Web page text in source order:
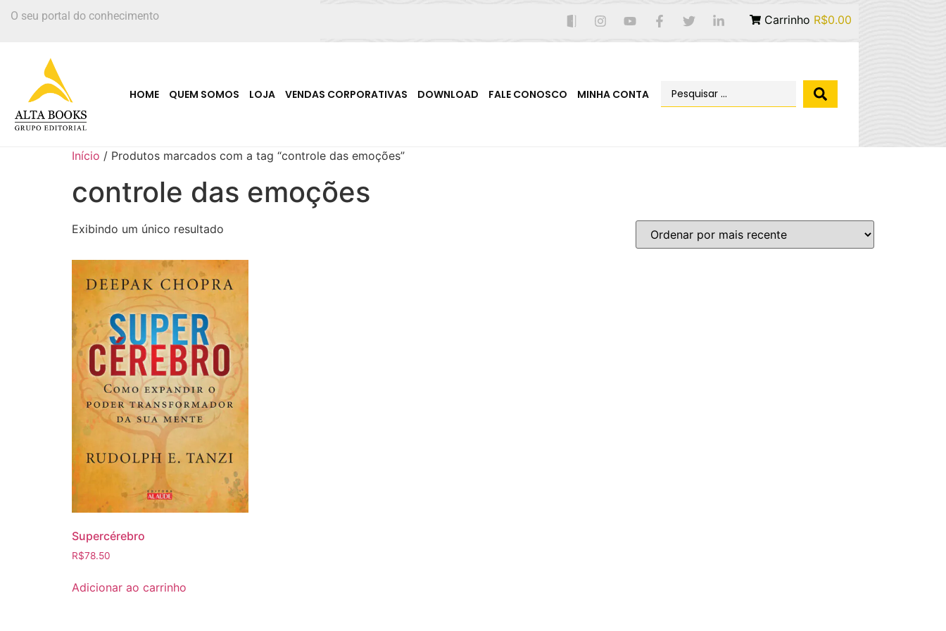
O seu portal do conhecimento Carrinho R$0.00
HOME QUEM SOMOS LOJA VENDAS CORPORATIVAS DOWNLOAD FALE CONOSCO MINHA CONTA
Início / Produtos marcados com a tag “controle das emoções”
controle das emoções
Exibindo um único resultado
Supercérebro
R$78.50
Adicionar ao carrinho